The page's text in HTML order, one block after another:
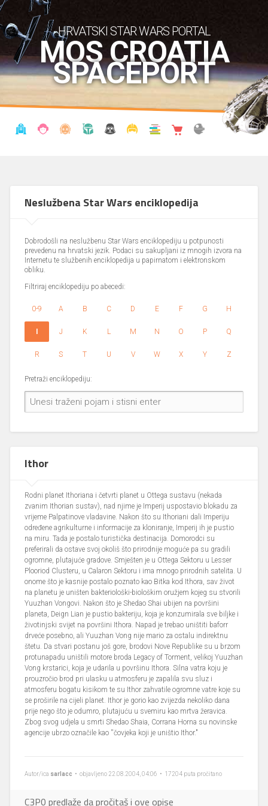
HRVATSKI STAR WARS PORTAL
MOS CROATIA
SPACEPORT
Neslužbena Star Wars enciklopedija
Dobrodošli na neslužbenu Star Wars enciklopediju u potpunosti
prevedenu na hrvatski jezik. Podaci su sakupljani iz mnogih izvora na
Internetu te službenih enciklopedija u papirnatom i elektronskom
obliku.
Filtriraj enciklopediju po abecedi:
0-9 A B C D E F G H
I J K L M N O P Q
R S T U V W X Y Z
Pretraži enciklopediju:
Ithor
Rodni planet Ithoriana i četvrti planet u Ottega sustavu (nekada
zvanim Ithorian sustav), nad njime je Imperij uspostavio blokadu za
vrijeme Palpatinove vladavine. Nakon što su Ithoriani dali Imperiju
određene agrikulturne i informacije za kloniranje, Imperij ih je pustio
na miru. Tada je postalo turistička destinacija. Domorodci su
preferirali da ostave svoj okoliš što prirodnije moguće pa su gradili
ogromne, plutajuće gradove. Smješten je u Ottega Sektoru u Lesser
Plooriod Clusteru, u Calaron Sektoru i ima mnogo prirodnih satelita. U
onome što je kasnije postalo poznato kao Bitka kod Ithora, sav život
na planetu je uništen bakteriološki-biološkim oružjem kojeg su stvorili
Yuuzhan Vongovi. Nakon što je Shedao Shai ubijen na površini
planeta, Deign Lian je pustio bakteriju, koja je konzumirala sve biljke i
životinjski svijet na površini Ithora. Napad je trebao uništiti baforr
drveće posebno, ali Yuuzhan Vong nije mario za ostalu indirektnu
štetu. Da stvari postanu još gore, brodovi Nove Republike su u brzom
protunapadu uništili motore broda Legacy of Torment, velikoj Yuuzhan
Vong krstarici, koja je udarila u površinu Ithora. Silna vatra koju je
prouzročio brod pri ulasku u atmosferu je zapalila svu sluz i
atmosferu bogatu kisikom te su Ithor zahvatile ogromne vatre koje su
se proširile na cijeli planet. Ithor je gorio kao zvijezda nekoliko dana
prije nego što je odumro, plutajuću u svemiru kao mrtva žeravica.
Zbog svog udjela u smrti Shedao Shaia, Corrana Horna su novinske
agencije ubrzo označile kao ''čovjeka koji je uništio Ithor."
Autor/ica sarlacc • objavljeno 22.08.2004, 04:06 • 17204 puta pročitano
C3P0 predlaže da pročitaš i ove opise